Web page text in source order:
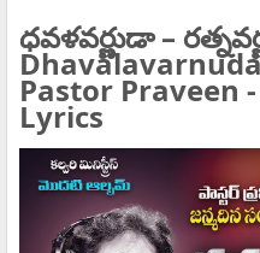
ధవళవర్ణుడా –
Pastor Praveen
Lyrics